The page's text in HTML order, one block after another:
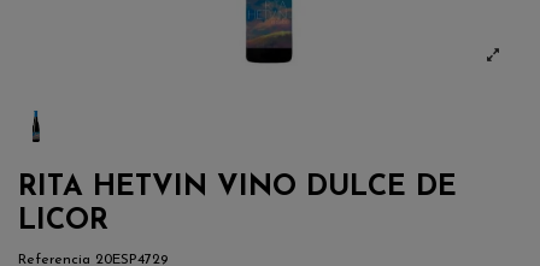
RITA HETVIN VINO DULCE DE
LICOR
Referencia 20ESP4729